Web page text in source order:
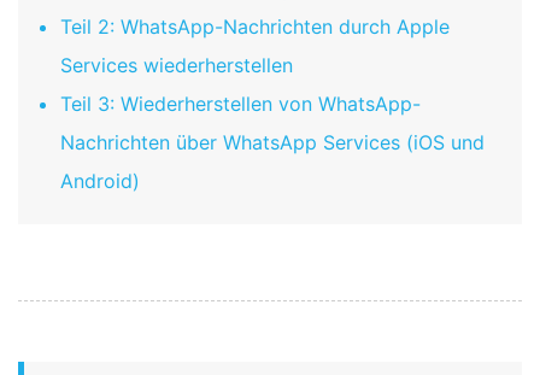
Teil 2: WhatsApp-Nachrichten durch Apple
Services wiederherstellen
Teil 3: Wiederherstellen von WhatsApp-
Nachrichten über WhatsApp Services (iOS und
Android)